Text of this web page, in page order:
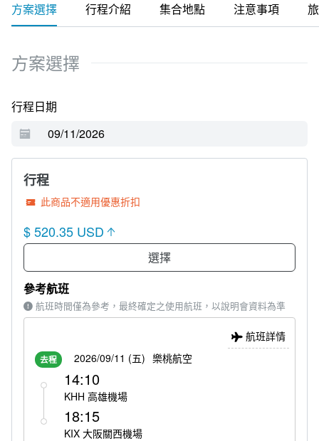
方案選擇 行程介紹 集合地點 注意事項
方案選擇
行程日期
行程
此商品不適用優惠折扣
$ 520.35 USD
選擇
參考航班
航班時間僅為參考，最終確定之使用航班，以說明會資料為準
航班詳情
去程 2026/09/11 (五) 樂桃航空
14:10
KHH 高雄機場
18:15
KIX 大阪關西機場